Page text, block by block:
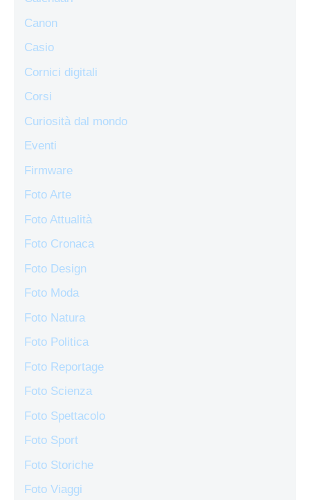
Canon
Casio
Cornici digitali
Corsi
Curiosità dal mondo
Eventi
Firmware
Foto Arte
Foto Attualità
Foto Cronaca
Foto Design
Foto Moda
Foto Natura
Foto Politica
Foto Reportage
Foto Scienza
Foto Spettacolo
Foto Sport
Foto Storiche
Foto Viaggi